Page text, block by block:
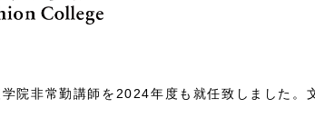
院非常勤講師を2024年度も就任致しました。